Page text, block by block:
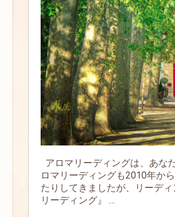
アロマリーディングは、あな
ロマリーディングも2010年か
たりしてきましたが、リーデ
リーディング』 …